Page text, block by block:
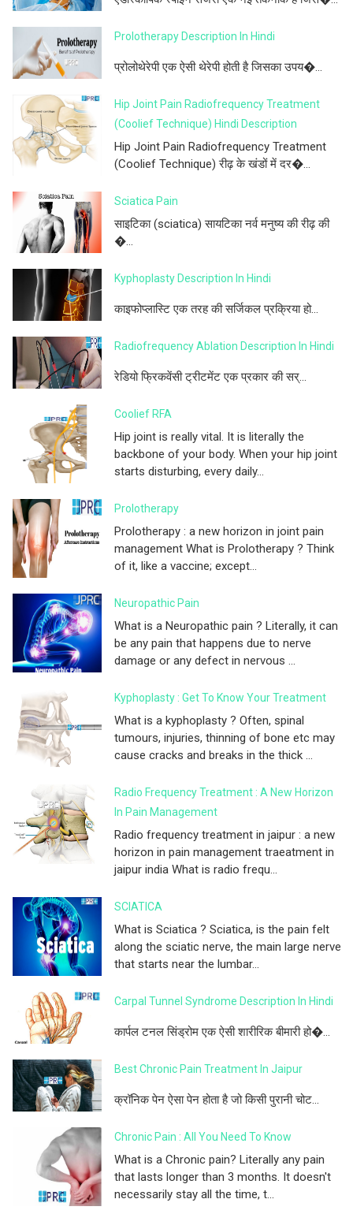
Prolotherapy Description In Hindi
प्रोलोथेरेपी एक ऐसी थेरेपी होती है जिसका उपय�...
Hip Joint Pain Radiofrequency Treatment
(Coolief Technique) Hindi Description
Hip Joint Pain Radiofrequency Treatment
(Coolief Technique) रीढ़ के खंडों में दर�...
Sciatica Pain
साइटिका (sciatica) सायटिका नर्व मनुष्य की रीढ़ की
�...
Kyphoplasty Description In Hindi
काइफोप्लास्टि एक तरह की सर्जिकल प्रक्रिया हो...
Radiofrequency Ablation Description In Hindi
रेडियो फ्रिकवेंसी ट्रीटमेंट एक प्रकार की सर्...
Coolief RFA
Hip joint is really vital. It is literally the
backbone of your body. When your hip joint
starts disturbing, every daily...
Prolotherapy
Prolotherapy : a new horizon in joint pain
management What is Prolotherapy ? Think
of it, like a vaccine; except...
Neuropathic Pain
What is a Neuropathic pain ? Literally, it can
be any pain that happens due to nerve
damage or any defect in nervous ...
Kyphoplasty : Get To Know Your Treatment
What is a kyphoplasty ? Often, spinal
tumours, injuries, thinning of bone etc may
cause cracks and breaks in the thick ...
Radio Frequency Treatment : A New Horizon
In Pain Management
Radio frequency treatment in jaipur : a new
horizon in pain management traeatment in
jaipur india What is radio frequ...
SCIATICA
What is Sciatica ? Sciatica, is the pain felt
along the sciatic nerve, the main large nerve
that starts near the lumbar...
Carpal Tunnel Syndrome Description In Hindi
कार्पल टनल सिंड्रोम एक ऐसी शारीरिक बीमारी हो�...
Best Chronic Pain Treatment In Jaipur
क्रॉनिक पेन ऐसा पेन होता है जो किसी पुरानी चोट...
Chronic Pain : All You Need To Know
What is a Chronic pain? Literally any pain
that lasts longer than 3 months. It doesn't
necessarily stay all the time, t...